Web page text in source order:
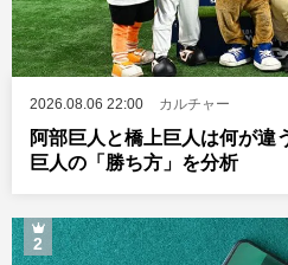
2026.08.06 22:00 カルチャー
阿部巨人と橋上巨人は何が違
巨人の「勝ち方」を分析
2